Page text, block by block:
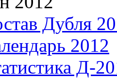
Дубля
2012
Д-